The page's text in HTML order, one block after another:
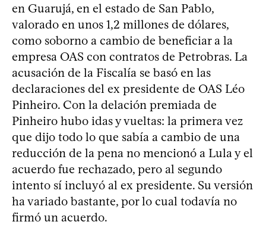
en Guarujá, en el estado de San Pablo,
valorado en unos 1,2 millones de dólares,
como soborno a cambio de beneficiar a la
empresa OAS con contratos de Petrobras. La
acusación de la Fiscalía se basó en las
declaraciones del ex presidente de OAS Léo
Pinheiro. Con la delación premiada de
Pinheiro hubo idas y vueltas: la primera vez
que dijo todo lo que sabía a cambio de una
reducción de la pena no mencionó a Lula y el
acuerdo fue rechazado, pero al segundo
intento sí incluyó al ex presidente. Su versión
ha variado bastante, por lo cual todavía no
firmó un acuerdo.